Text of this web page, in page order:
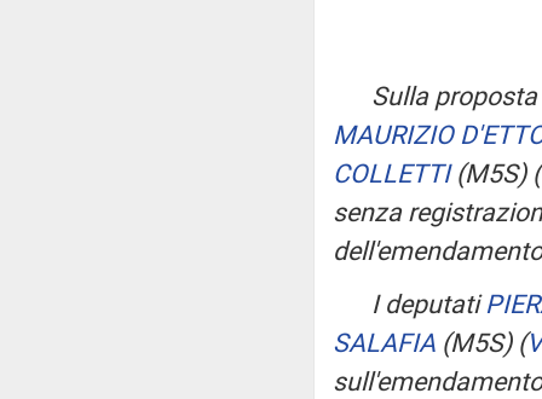
Sulla
MAURIZIO
COLLETTI(M5S) (
senza
I deputati
SALAFIA (M5S) (